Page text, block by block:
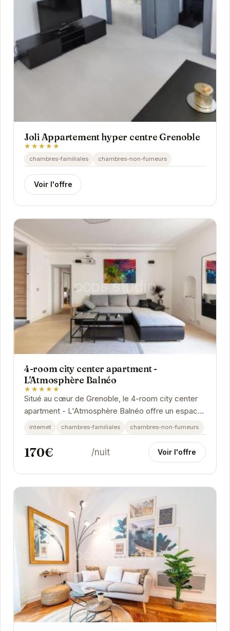
Joli Appartement hyper centre Grenoble
★★★★★
chambres-familiales chambres-non-fumeurs
Voir l'offre
4-room city center apartment -
L'Atmosphère Balnéo
★★★★★
Situé au cœur de Grenoble, le 4-room city center
apartment - L'Atmosphère Balnéo offre un espace
de vie moderne et confortable. Avec ses quatre...
internet chambres-familiales chambres-non-fumeurs
170€ /nuit Voir l'offre